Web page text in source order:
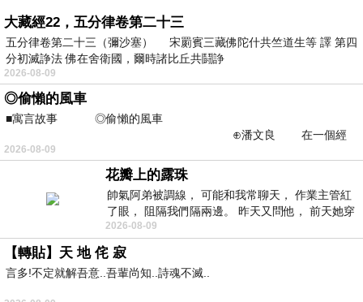
大藏經22，五分律卷第二十三
五分律卷第二十三（彌沙塞） 宋罽賓三藏佛陀什共竺道生等 譯 第四
分初滅諍法 佛在舍衛國，爾時諸比丘共鬪諍
2026-08-09
◎偷懶的風車
■寓言故事 ◎偷懶的風車
⊕潘文良 在一個經
常颳風的山丘上—&m
2026-08-09
花瓣上的露珠
帥氣阿弟被調線， 可能和我常聊天， 作業主管紅
了眼， 阻隔我們隔兩邊。 昨天又問他， 前天她穿
什麼顏色衣服， 不經
2026-08-09
【轉貼】天 地 侘 寂
言多!不定就解吾意..吾輩尚知..詩魂不滅..